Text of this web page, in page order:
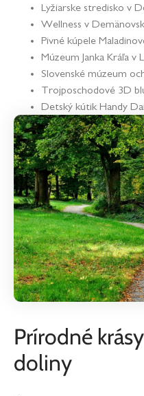
Lyžiarske stredisko v
Wellness v
Pivné kúpele
Múzeum Janka Kráľa v
Slovenské múzeum
Trojposchodové 3D
Detský kútik Handy
Prírodné
doliny